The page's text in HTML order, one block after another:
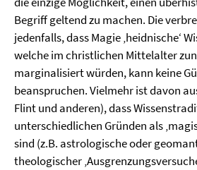
Begriff geltend zu machen. Die
jedenfalls, dass Magie ‚heidnische‘
welche im christlichen Mittelalter
marginalisiert würden, kann keine
beanspruchen. Vielmehr ist davon
Flint und anderen), dass
unterschiedlichen Gründen als
sind (z.B. astrologische oder
theologischer